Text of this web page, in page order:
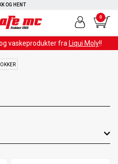
OG HENT
0
vaskeprodukter fra Liqui Moly!!